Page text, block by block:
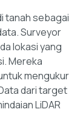
tanah sebagai
Surveyor
lokasi yang
Mereka
mengukur
dari target
LiDAR